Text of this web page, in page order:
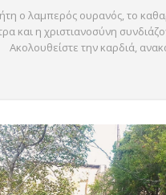
ο λαμπερός ουρανός, το
και η χριστιανοσύνη
Ακολουθείστε την καρδιά,